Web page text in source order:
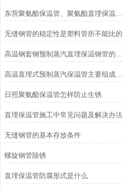
无缝钢管的稳定性是塑料管所不能比的
高温直埋式预制蒸汽保温管主要组成部分
日照聚氨酯保温管怎样防止生锈
直埋保温管施工中常见问题及解决办法
无缝钢管的基本存放条件
螺旋钢管除锈
直埋保温管防腐形式是什么